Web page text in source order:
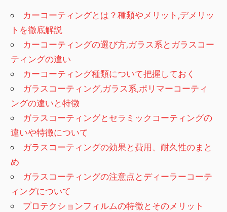
ジ
送
り
カーコーティングとは？種類やメリット,デメリッ
トを徹底解説
カーコーティングの選び方,ガラス系とガラスコー
ティングの違い
カーコーティング種類について把握しておく
ガラスコーティング,ガラス系,ポリマーコーティ
ングの違いと特徴
ガラスコーティングとセラミックコーティングの
違いや特徴について
ガラスコーティングの効果と費用、耐久性のまと
め
ガラスコーティングの注意点とディーラーコーテ
ィングについて
プロテクションフィルムの特徴とそのメリット